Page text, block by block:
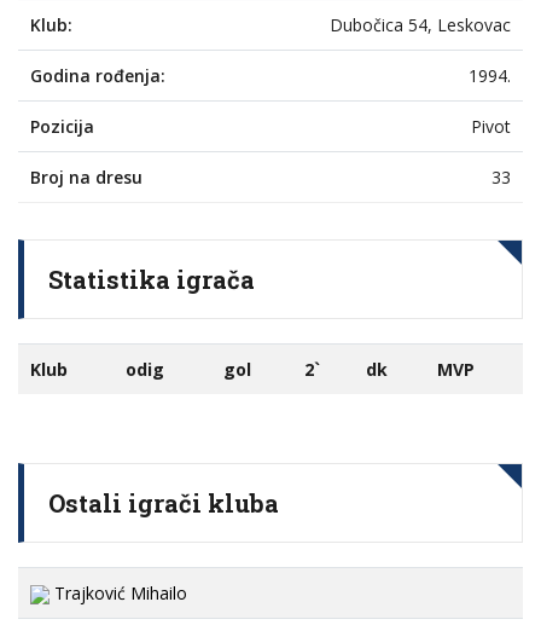
Klub: Dubočica 54, Leskovac
Godina rođenja: 1994.
Pozicija Pivot
Broj na dresu 33
Statistika igrača
Klub odig gol 2` dk MVP
Ostali igrači kluba
Trajković Mihailo